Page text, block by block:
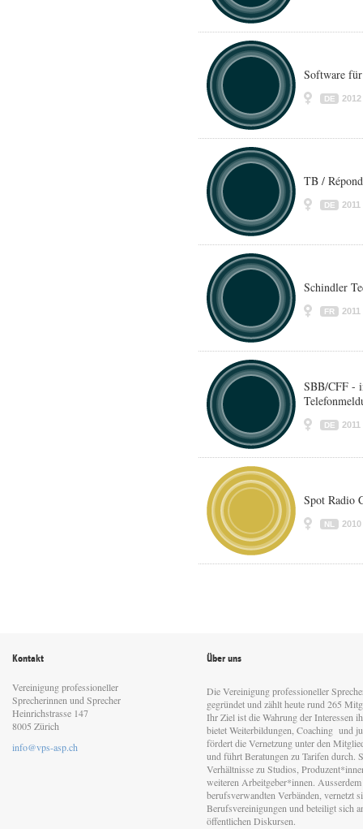
Software
DE 2012
TB /
DE 2011
Schindler
FR 2011
SBB/CFF -
DE 2011
Spot Radio
NL 2010
Kontakt
Vereinigung professioneller
Sprecherinnen und Sprecher
Heinrichstrasse 147
8005 Zürich
info@vps-asp.ch
Über uns
Die Vereinigung professioneller
gegründet und zählt heute rund 265
Ihr Ziel ist die Wahrung der Interessen
bietet Weiterbildungen, Coaching und
fördert die Vernetzung unter den
und führt Beratungen zu Tarifen durch.
Verhältnisse zu Studios,
weiteren Arbeitgeber*innen.
berufsverwandten Verbänden, vernetzt
Berufsvereinigungen und beteiligt sich
öffentlichen Diskursen.